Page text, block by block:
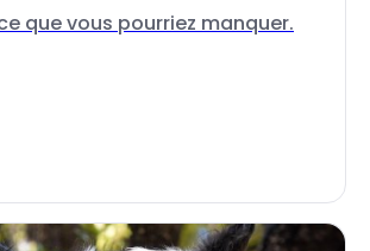
que vous pourriez manquer.